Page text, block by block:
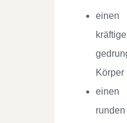
einen
Körper
einen
runden